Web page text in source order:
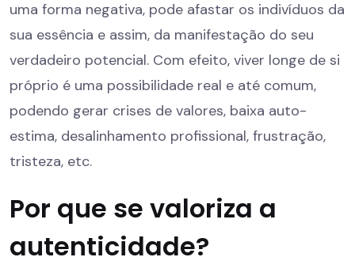
uma forma negativa, pode afastar os indivíduos da
sua essência e assim, da manifestação do seu
verdadeiro potencial. Com efeito, viver longe de si
próprio é uma possibilidade real e até comum,
podendo gerar crises de valores, baixa auto-
estima, desalinhamento profissional, frustração,
tristeza, etc.
Por que se valoriza a
autenticidade?